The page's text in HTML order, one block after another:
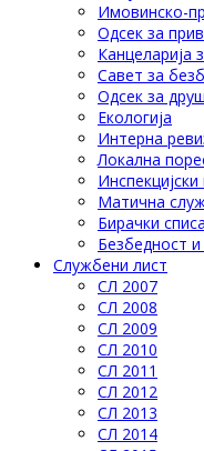
Имовинско-
Одсек за
Канцеларија
Савет за
Одсек за
Eкологија
Интерна
Локална
Матична
Бирачки
Безбедност
Службени лист
СЛ 2007
СЛ 2008
СЛ 2009
СЛ 2010
СЛ 2011
СЛ 2012
СЛ 2013
СЛ 2014